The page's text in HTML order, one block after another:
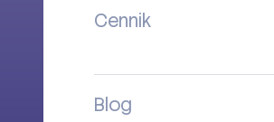
Cennik
Blog